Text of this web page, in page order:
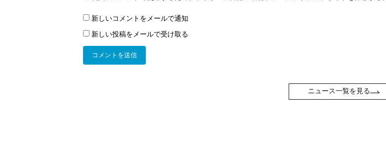
新しいコメントをメールで通知
新しい投稿をメールで受け取る
ニュース一覧を見る